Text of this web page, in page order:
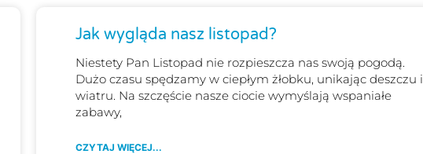
Jak wygląda nasz listopad?
Niestety Pan Listopad nie rozpieszcza nas swoją pogodą.
Dużo czasu spędzamy w ciepłym żłobku, unikając deszczu i
wiatru. Na szczęście nasze ciocie wymyślają wspaniałe
zabawy,
CZYTAJ WIĘCEJ...